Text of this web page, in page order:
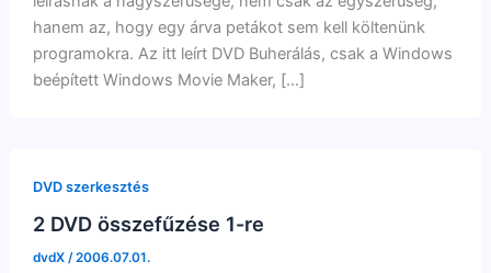
hanem az, hogy egy árva petákot sem kell költenünk
programokra. Az itt leírt DVD Buherálás, csak a Windows
beépített Windows Movie Maker, […]
DVD szerkesztés
2 DVD összefűzése 1-re
dvdX /2006.07.01.